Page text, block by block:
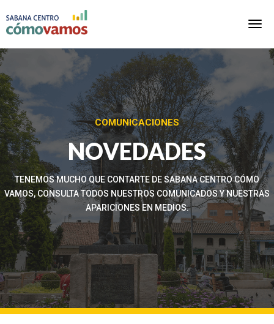
NOVEDADES
COMUNICACIONES
TENEMOS MUCHO QUE CONTARTE DE SABANA CENTRO CÓMO
VAMOS, CONSULTA TODOS NUESTROS COMUNICADOS Y NUESTRAS
APARICIONES EN MEDIOS.